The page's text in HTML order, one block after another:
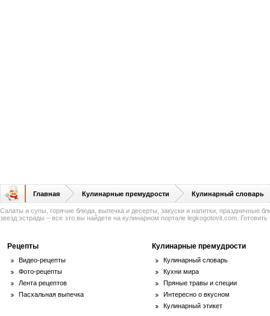
Главная Кулинарные премудрости Кулинарный словарь
Салаты и супы, горячие блюда, выпечка и десерты, закуски и напитки, праздничные
звезд эстрады – все это вы найдете на кулинарном портале legkogotovit.com. Готовить
Рецепты
Видео-рецепты
Фото-рецепты
Лента рецептов
Пасхальная выпечка
Кулинарные премудрости
Кулинарный словарь
Кухни мира
Пряные травы и специи
Интересно о вкусном
Кулинарный этикет